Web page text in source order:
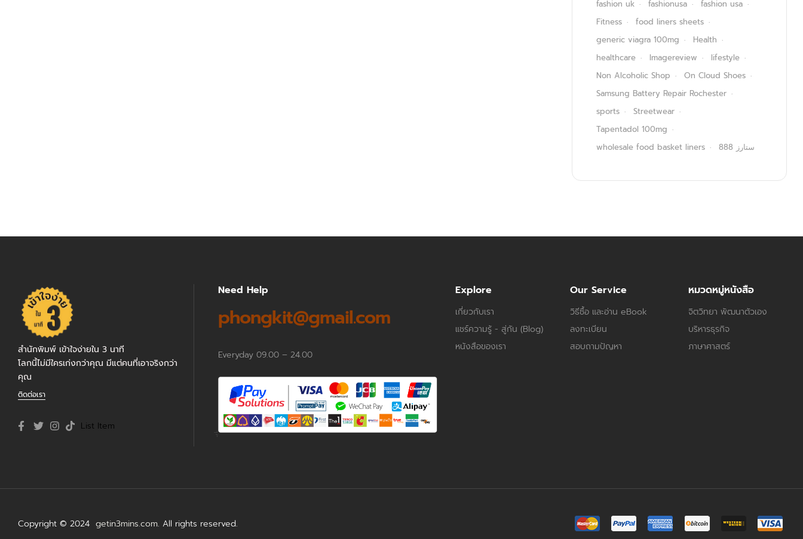
fashion uk
fashionusa
fashion usa
Fitness
food liners sheets
generic viagra 100mg
Health
healthcare
Imagereview
lifestyle
Non Alcoholic Shop
On Cloud Shoes
Samsung Battery Repair Rochester
sports
Streetwear
Tapentadol 100mg
wholesale food basket liners
ستارز 888
สำนักพิมพ์ เข้าใจง่ายใน 3 นาที
โลกนี้ไม่มีใครเก่งกว่าคุณ มีแต่คนที่เอาจริงกว่า
คุณ
ติดต่อเรา
List Item
Need Help
phongkit@gmail.com
Everyday 09.00 – 24.00
Explore
เกี่ยวกับเรา
แชร์ความรู้ - สู่กัน (Blog)
หนังสือของเรา
Our Service
วิธีซื้อ และอ่าน eBook
ลงทะเบียน
สอบถามปัญหา
หมวดหมู่หนังสือ
จิตวิทยา พัฒนาตัวเอง
บริหารธุรกิจ
ภาษาศาสตร์
Copyright © 2024 getin3mins.com. All rights reserved.